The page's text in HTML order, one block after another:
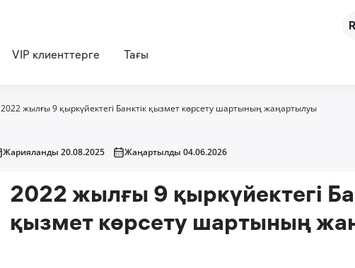
VIP клиенттерге Тағы
2022 жылғы 9 қыркүйектегі Банктік қызмет көрсету шартының жаңартылуы
Жарияланды 20.08.2025 Жаңартылды 04.06.2026
2022 жылғы 9 қыркүйектегі
қызмет көрсету шартының